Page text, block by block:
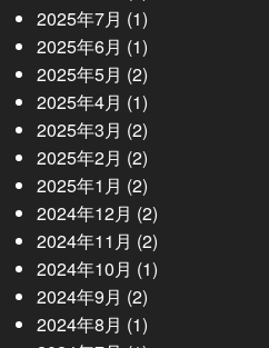
2025年7月 (1)
2025年6月 (1)
2025年5月 (2)
2025年4月 (1)
2025年3月 (2)
2025年2月 (2)
2025年1月 (2)
2024年12月 (2)
2024年11月 (2)
2024年10月 (1)
2024年9月 (2)
2024年8月 (1)